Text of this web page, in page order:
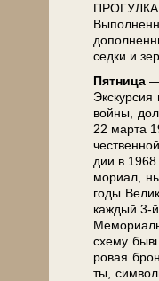
сед­ки и
Пят­ни­ца —
вой­ны,
22 мар­та
дии в
мо­ри­ал,
го­ды
каж­дый 3-
схе­му
ро­вая
ты,